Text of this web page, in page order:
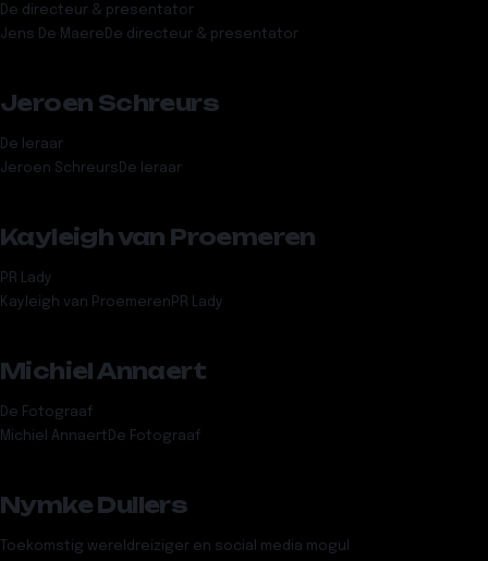
De directeur & presentator
Jens De Maere De directeur & presentator
Jeroen Schreurs
De leraar
Jeroen Schreurs De leraar
Kayleigh van Proemeren
PR Lady
Kayleigh van Proemeren PR Lady
Michiel Annaert
De Fotograaf
Michiel Annaert De Fotograaf
Nymke Dullers
Toekomstig wereldreiziger en social media mogul